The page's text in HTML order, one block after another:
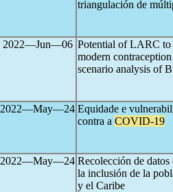
triangulación de
2022―Jun―06 Potential of LARC to
modern
scenario analysis of
2022―May―24 Equidade e
contra a COVID-19
2022―May―24 Recolección de
la inclusión de la
y el Caribe